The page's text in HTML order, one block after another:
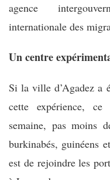
agence
internationale des
Un centre
Si la ville d’Agadez a
cette expérience, ce
semaine, pas moins
burkinabés, guinéens
est de rejoindre les